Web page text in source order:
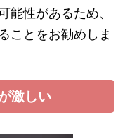
能性があるため、
ことをお勧めしま
激しい